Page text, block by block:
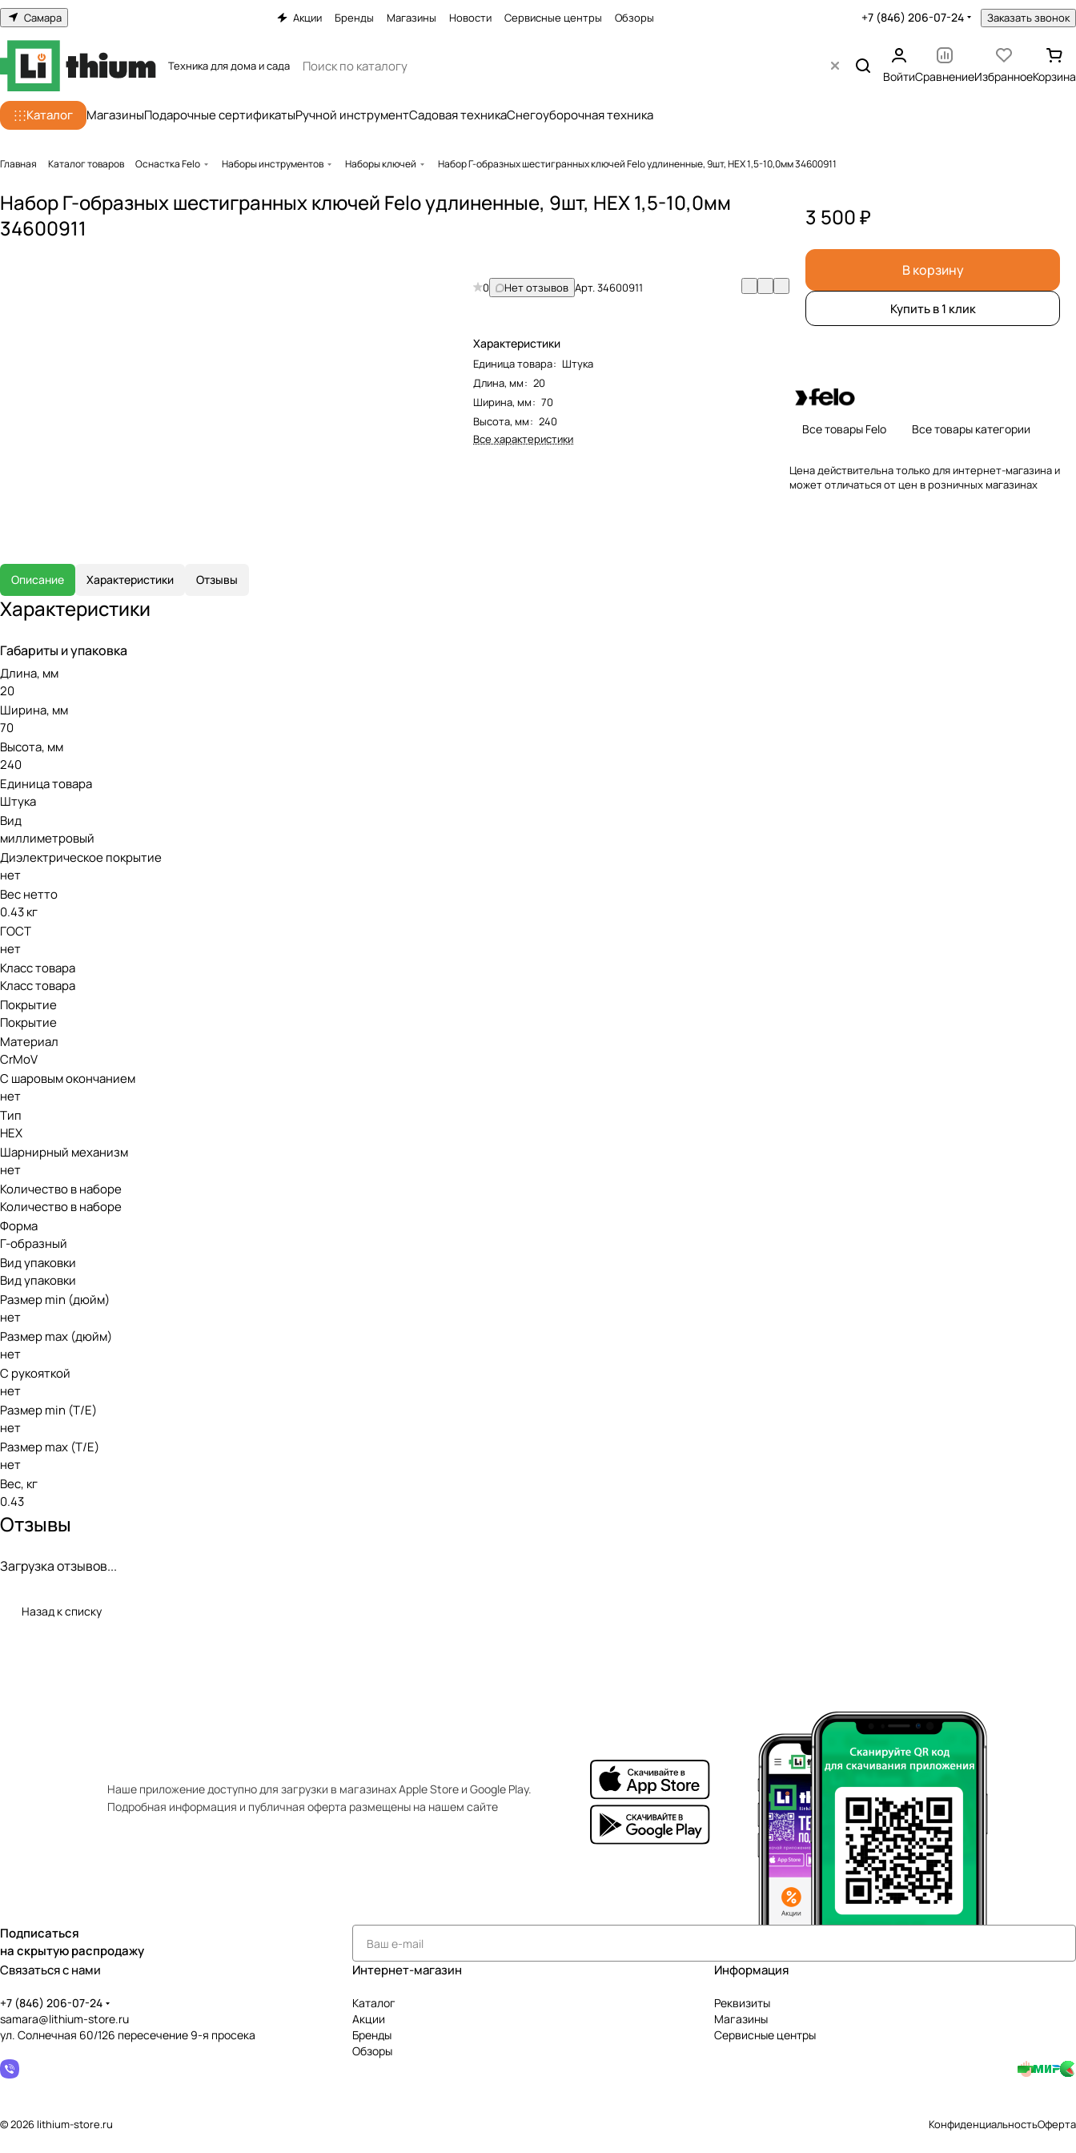
Самара Акции Бренды Магазины Новости Сервисные центры Обзоры +7 (846) 206-07-24 Заказать звонок
Техника для дома и сада
ВойтиСравнениеИзбранноеКорзина
Каталог МагазиныПодарочные сертификатыРучной инструментСадовая техникаСнегоуборочная техника
Главная Каталог товаров Оснастка Felo Наборы инструментов Наборы ключей Набор Г-образных шестигранных ключей Felo удлиненные, 9шт, HEX 1,5-10,0мм 34600911
Набор Г-образных шестигранных ключей Felo удлиненные, 9шт, HEX 1,5-10,0мм
34600911
0 Нет отзывов Арт.34600911
Характеристики
Единица товара: Штука
Длина, мм: 20
Ширина, мм: 70
Высота, мм: 240
Все характеристики
3 500 ₽
В корзину
Купить в 1 клик
Все товары Felo Все товары категории
Цена действительна только для интернет-магазина и
может отличаться от цен в розничных магазинах
Описание Характеристики Отзывы
Характеристики
Габариты и упаковка
Длина, мм
20
Ширина, мм
70
Высота, мм
240
Единица товара
Штука
Вид
миллиметровый
Диэлектрическое покрытие
нет
Вес нетто
0.43 кг
ГОСТ
нет
Класс товара
Класс товара
Покрытие
Покрытие
Материал
CrMoV
С шаровым окончанием
нет
Тип
HEX
Шарнирный механизм
нет
Количество в наборе
Количество в наборе
Форма
Г-образный
Вид упаковки
Вид упаковки
Размер min (дюйм)
нет
Размер max (дюйм)
нет
С рукояткой
нет
Размер min (Т/E)
нет
Размер max (T/E)
нет
Вес, кг
0.43
Отзывы
Загрузка отзывов...
Назад к списку
Наше приложение доступно для загрузки в магазинах Apple Store и Google Play.
Подробная информация и публичная оферта размещены на нашем сайте
Подписаться
на скрытую распродажу
Связаться с нами
+7 (846) 206-07-24
samara@lithium-store.ru
ул. Солнечная 60/126 пересечение 9-я просека
Интернет-магазин
Каталог
Акции
Бренды
Обзоры
Информация
Реквизиты
Магазины
Сервисные центры
© 2026 lithium-store.ru КонфиденциальностьОферта